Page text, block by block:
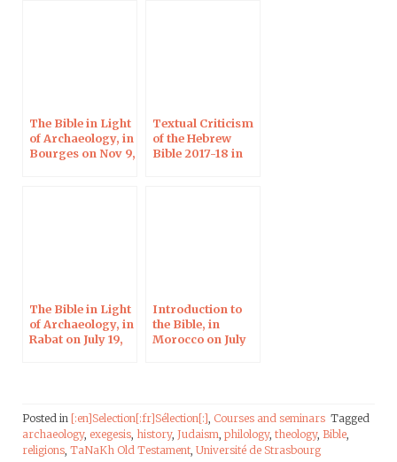
The Bible in Light
of Archaeology, in
Bourges on Nov 9,
Textual Criticism
of the Hebrew
Bible 2017-18 in
The Bible in Light
of Archaeology, in
Rabat on July 19,
Introduction to
the Bible, in
Morocco on July
Posted in [:en]Selection[:fr]Sélection[:], Courses and seminars Tagged
archaeology, exegesis, history, Judaism, philology, theology, Bible,
religions, TaNaKh Old Testament, Université de Strasbourg